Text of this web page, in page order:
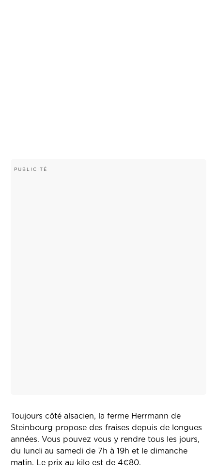
Toujours côté alsacien, la ferme Herrmann de
Steinbourg propose des fraises depuis de longues
années. Vous pouvez vous y rendre tous les jours,
du lundi au samedi de 7h à 19h et le dimanche
matin. Le prix au kilo est de 4€80.